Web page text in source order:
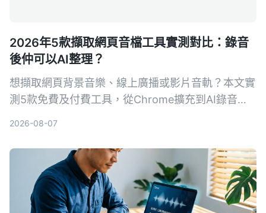
2026年5款擷取網頁音檔工具實測對比：錄音
後仲可以AI整理？
想擷取網頁背景音樂、線上廣播或影片音軌？本文實
測5款免費及付費工具，從Chrome擴充到AI錄音助
2026-08-07